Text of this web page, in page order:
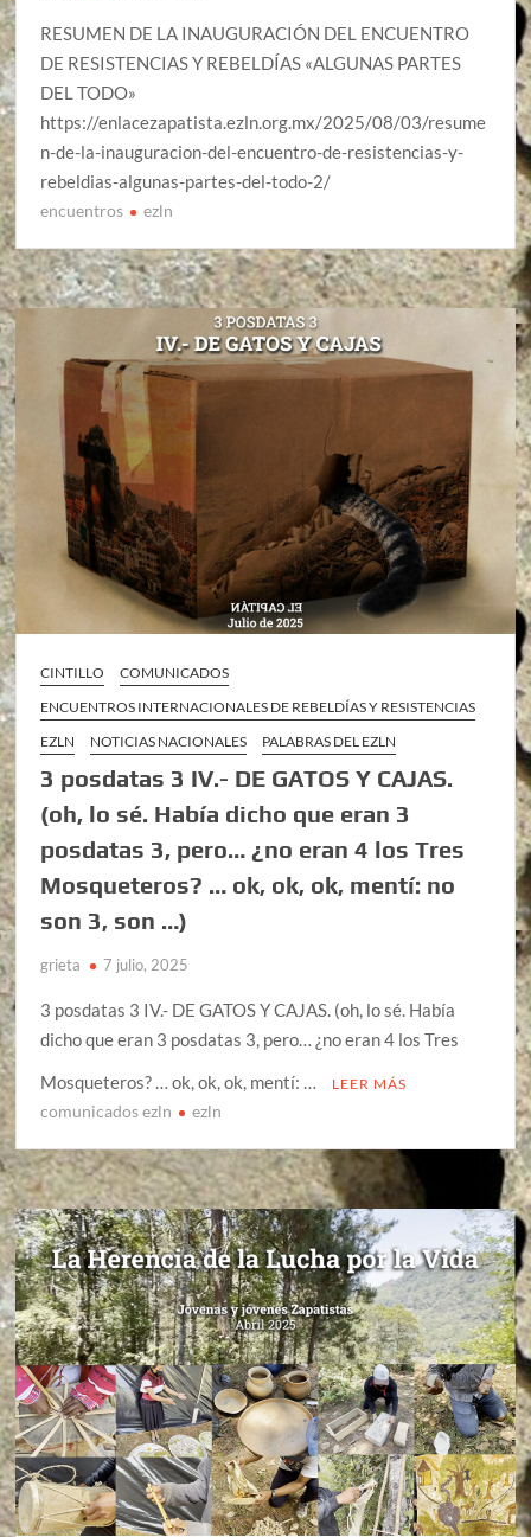
RESUMEN DE LA INAUGURACIÓN DEL ENCUENTRO
DE RESISTENCIAS Y REBELDÍAS «ALGUNAS PARTES
DEL TODO»
https://enlacezapatista.ezln.org.mx/2025/08/03/resume
n-de-la-inauguracion-del-encuentro-de-resistencias-y-
rebeldias-algunas-partes-del-todo-2/
encuentros ezln
CINTILLO
COMUNICADOS
ENCUENTROS INTERNACIONALES DE REBELDÍAS Y RESISTENCIAS
EZLN
NOTICIAS NACIONALES PALABRAS DEL EZLN
3 posdatas 3 IV.- DE GATOS Y CAJAS.
(oh, lo sé. Había dicho que eran 3
posdatas 3, pero… ¿no eran 4 los Tres
Mosqueteros? … ok, ok, ok, mentí: no
son 3, son …)
grieta 7 julio, 2025
3 posdatas 3 IV.- DE GATOS Y CAJAS. (oh, lo sé. Había
dicho que eran 3 posdatas 3, pero… ¿no eran 4 los Tres
Mosqueteros? … ok, ok, ok, mentí: …
LEER MÁS
comunicados ezln ezln